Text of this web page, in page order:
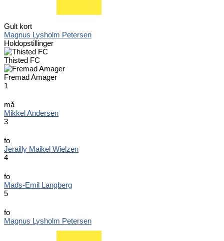
Gult kort
Magnus Lysholm Petersen
Holdopstillinger
Thisted FC
Fremad Amager
1
må
Mikkel Andersen
3
fo
Jerailly Maikel Wielzen
4
fo
Mads-Emil Langberg
5
fo
Magnus Lysholm Petersen